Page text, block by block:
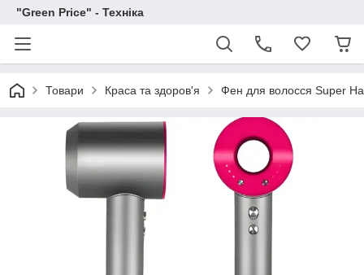
"Green Price" - Техніка
Товари Краса та здоров'я Фен для волосся Super